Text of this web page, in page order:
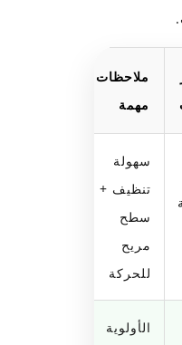
ملاحظات
مهمة
سهولة
تنظيف +
سطح
مريح
للحركة
الأولوية